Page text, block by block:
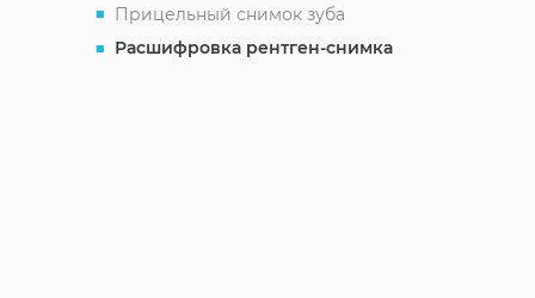
Прицельный снимок зуба
Расшифровка рентген-снимка